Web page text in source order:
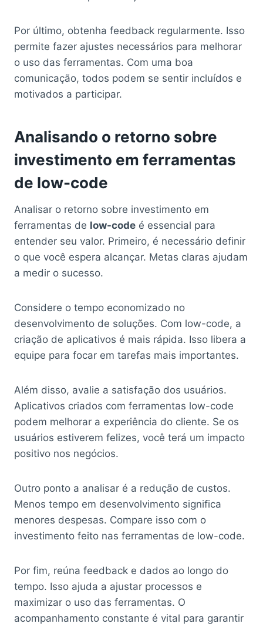
Por último, obtenha feedback regularmente. Isso
permite fazer ajustes necessários para melhorar
o uso das ferramentas. Com uma boa
comunicação, todos podem se sentir incluídos e
motivados a participar.
Analisando o retorno sobre
investimento em ferramentas
de low-code
Analisar o retorno sobre investimento em
ferramentas de low-code é essencial para
entender seu valor. Primeiro, é necessário definir
o que você espera alcançar. Metas claras ajudam
a medir o sucesso.
Considere o tempo economizado no
desenvolvimento de soluções. Com low-code, a
criação de aplicativos é mais rápida. Isso libera a
equipe para focar em tarefas mais importantes.
Além disso, avalie a satisfação dos usuários.
Aplicativos criados com ferramentas low-code
podem melhorar a experiência do cliente. Se os
usuários estiverem felizes, você terá um impacto
positivo nos negócios.
Outro ponto a analisar é a redução de custos.
Menos tempo em desenvolvimento significa
menores despesas. Compare isso com o
investimento feito nas ferramentas de low-code.
Por fim, reúna feedback e dados ao longo do
tempo. Isso ajuda a ajustar processos e
maximizar o uso das ferramentas. O
acompanhamento constante é vital para garantir